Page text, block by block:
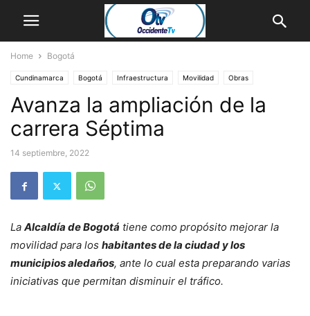
Home Bogotá
Cundinamarca Bogotá Infraestructura Movilidad Obras
Avanza la ampliación de la
carrera Séptima
14 septiembre, 2022
La Alcaldía de Bogotá tiene como propósito mejorar la
movilidad para los habitantes de la ciudad y los
municipios aledaños, ante lo cual esta preparando varias
iniciativas que permitan disminuir el tráfico.